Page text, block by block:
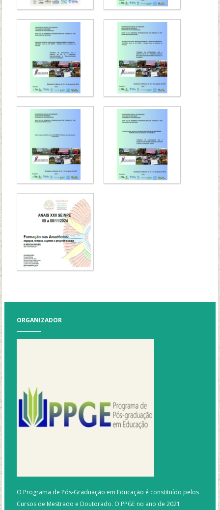
ORGANIZADOR
O Programa de Pós-Graduação em Educação é constituído pelos
Cursos de Mestrado e Doutorado. O PPGE no ano de 2021